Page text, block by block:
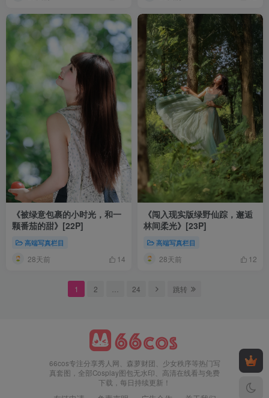
《被绿意包裹的小时光，和一
颗番茄的甜》[22P]
高端写真栏目
28天前 14
《闯入现实版绿野仙踪，邂逅
林间柔光》[23P]
高端写真栏目
28天前 12
1 2 24 跳转
66cos专注分享秀人网、森萝财团、少女秩序等热门写
真套图，全部Cosplay图包无水印、高清在线看与免费
下载，每日持续更新！